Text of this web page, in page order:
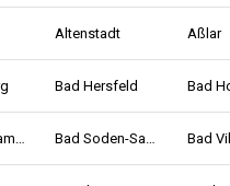
Altenstadt Aßlar
Bad Hersfeld
Bad Soden am Taunus Bad Soden-Salmünster Bad